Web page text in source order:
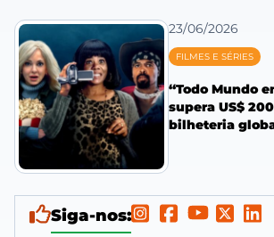
23/06/2026
FILMES E SÉRIES
“Todo Mundo
supera US$
bilheteria
Siga-nos: